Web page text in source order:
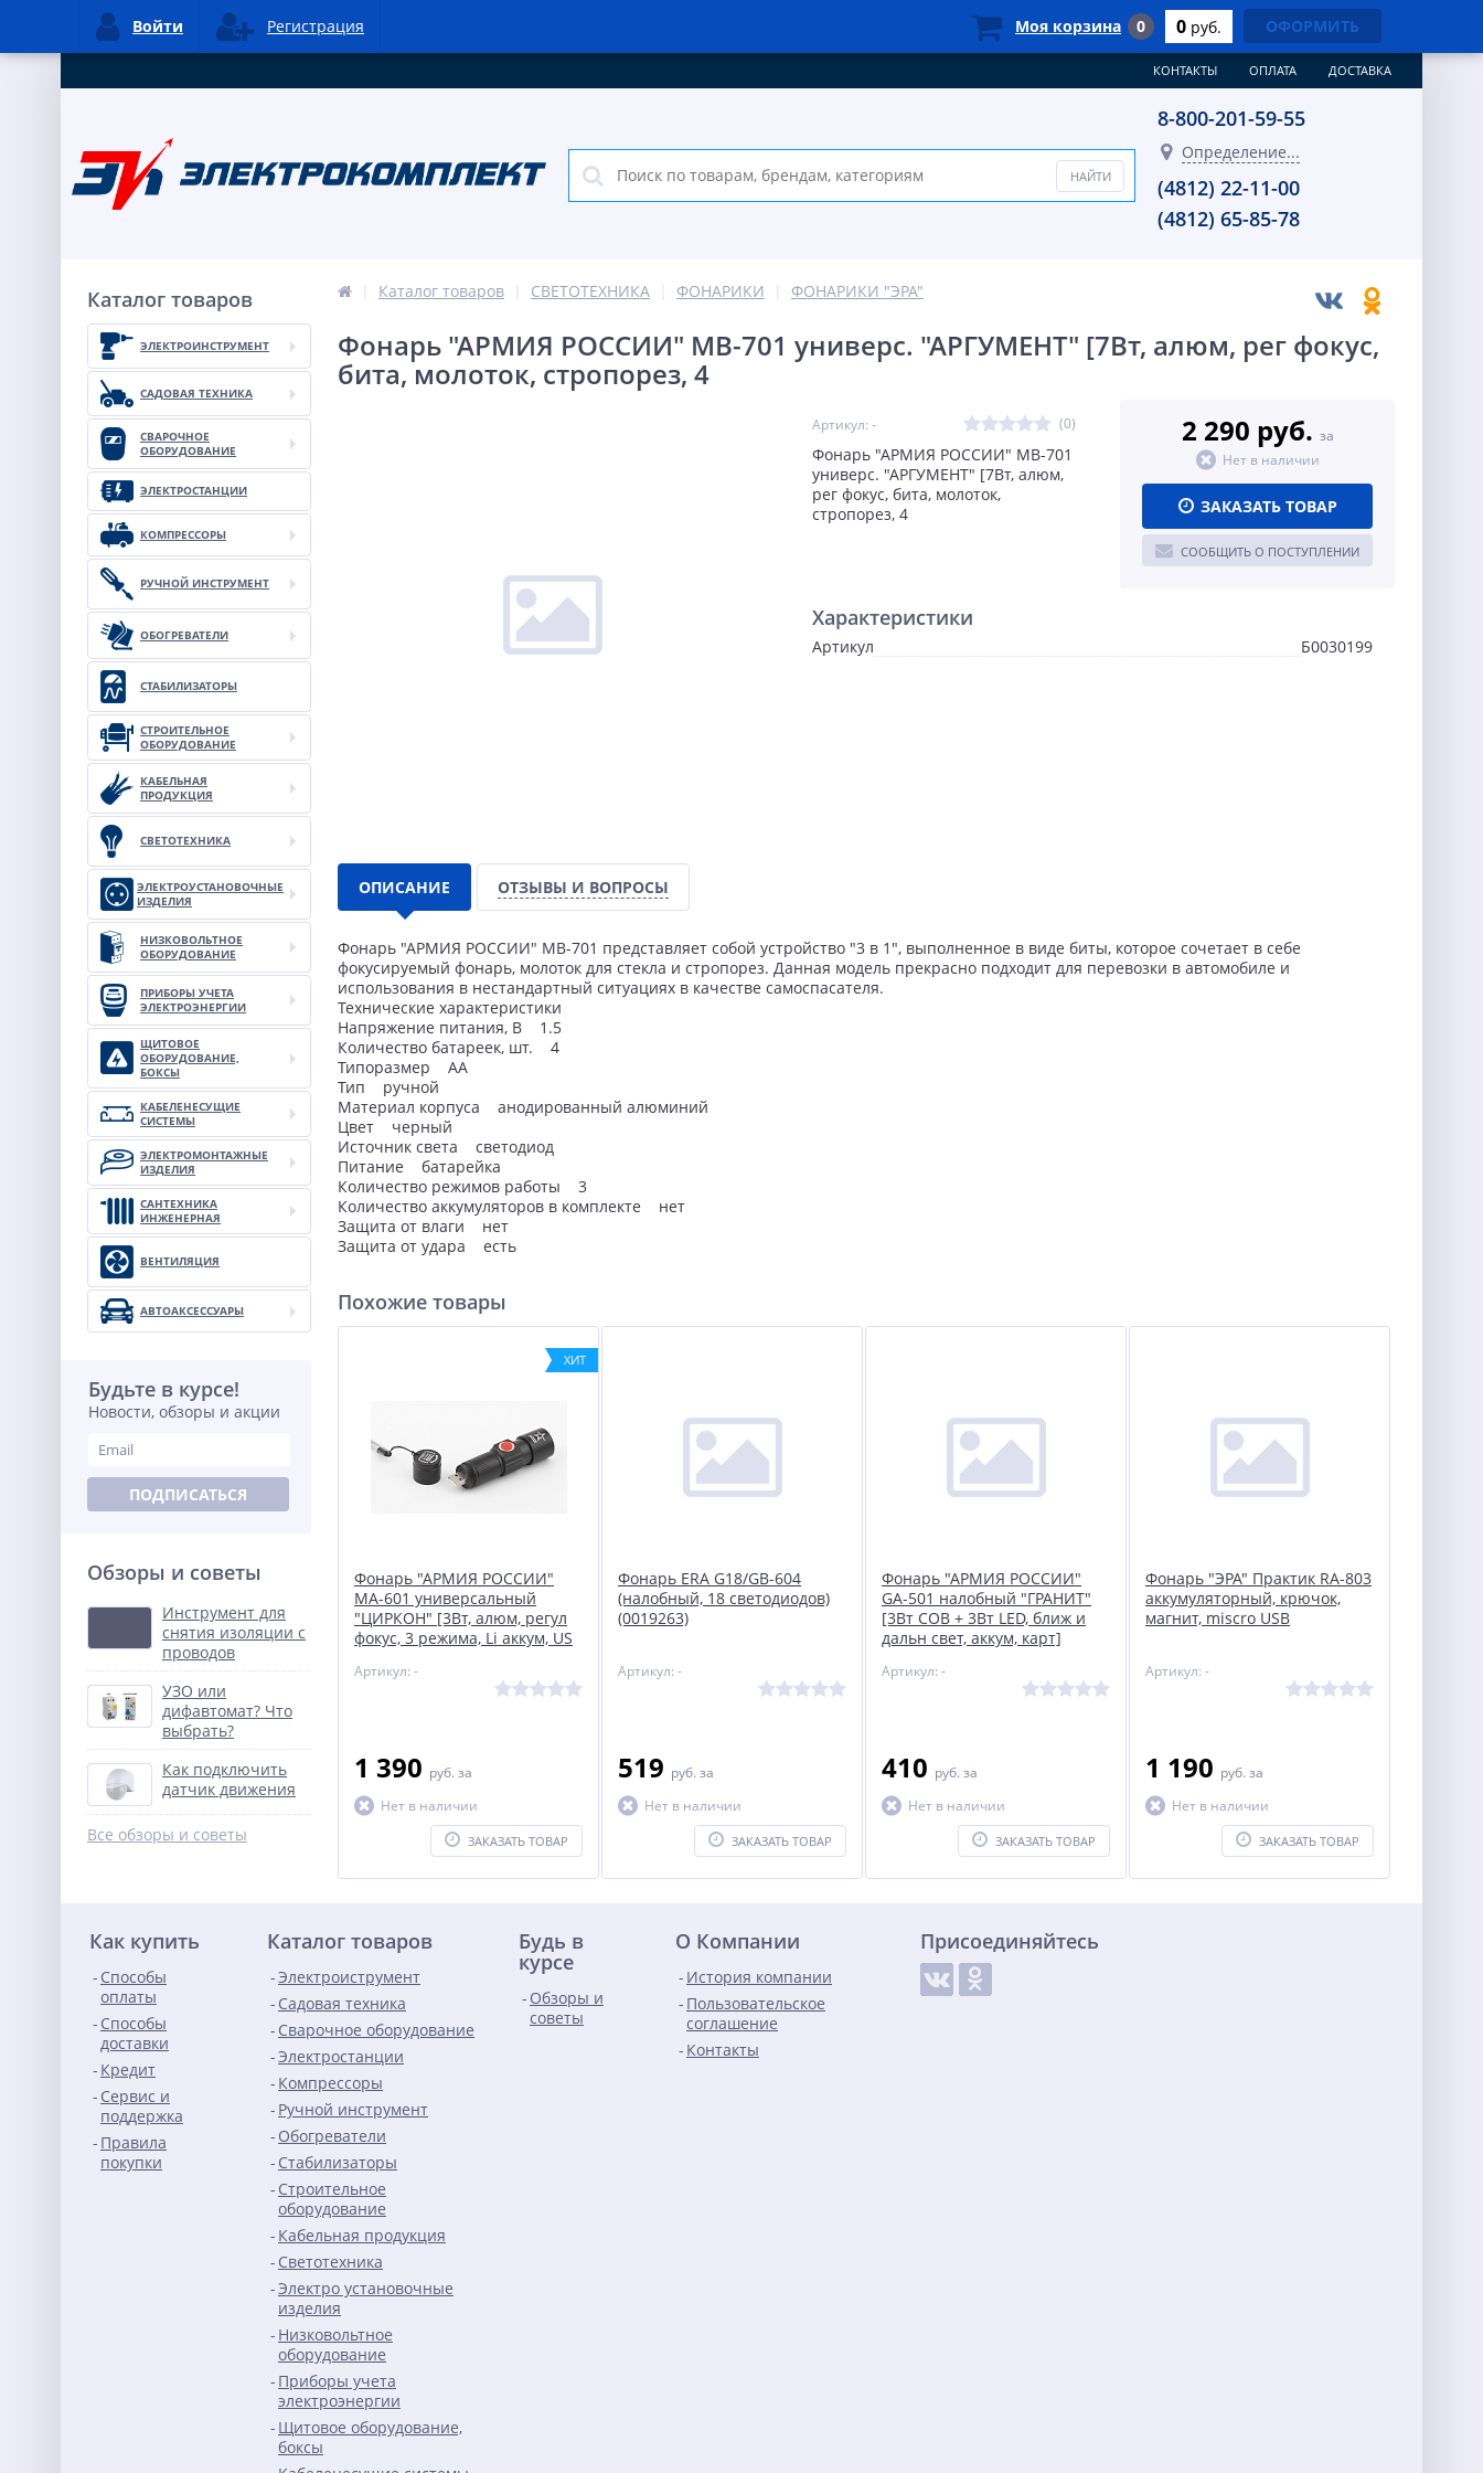
КОНТАКТЫ ОПЛАТА ДОСТАВКА
8-800-201-59-55
Определение...
(4812) 22-11-00
(4812) 65-85-78
Каталог товаров
ЭЛЕКТРОИНСТРУМЕНТ
САДОВАЯ ТЕХНИКА
СВАРОЧНОЕ
ОБОРУДОВАНИЕ
ЭЛЕКТРОСТАНЦИИ
КОМПРЕССОРЫ
РУЧНОЙ ИНСТРУМЕНТ
ОБОГРЕВАТЕЛИ
СТАБИЛИЗАТОРЫ
СТРОИТЕЛЬНОЕ
ОБОРУДОВАНИЕ
КАБЕЛЬНАЯ
ПРОДУКЦИЯ
СВЕТОТЕХНИКА
ЭЛЕКТРОУСТАНОВОЧНЫЕ
ИЗДЕЛИЯ
НИЗКОВОЛЬТНОЕ
ОБОРУДОВАНИЕ
ПРИБОРЫ УЧЕТА
ЭЛЕКТРОЭНЕРГИИ
ЩИТОВОЕ
ОБОРУДОВАНИЕ,
БОКСЫ
КАБЕЛЕНЕСУЩИЕ
СИСТЕМЫ
ЭЛЕКТРОМОНТАЖНЫЕ
ИЗДЕЛИЯ
САНТЕХНИКА
ИНЖЕНЕРНАЯ
ВЕНТИЛЯЦИЯ
АВТОАКСЕССУАРЫ
Будьте в курсе!
Новости, обзоры и акции
ПОДПИСАТЬСЯ
Обзоры и советы
Инструмент для
снятия изоляции с
проводов
УЗО или
дифавтомат? Что
выбрать?
Как подключить
датчик движения
Все обзоры и советы
Каталог товаров СВЕТОТЕХНИКА ФОНАРИКИ ФОНАРИКИ "ЭРА"
Фонарь "АРМИЯ РОССИИ" MB-701 универс. "АРГУМЕНТ" [7Вт, алюм, рег фокус,
бита, молоток, стропорез, 4
Артикул: - (0)
Фонарь "АРМИЯ РОССИИ" MB-701
универс. "АРГУМЕНТ" [7Вт, алюм,
рег фокус, бита, молоток,
стропорез, 4
2 290 руб. за
Нет в наличии
ЗАКАЗАТЬ ТОВАР
СООБЩИТЬ О ПОСТУПЛЕНИИ
Характеристики
Артикул Б0030199
ОПИСАНИЕ ОТЗЫВЫ И ВОПРОСЫ
Фонарь "АРМИЯ РОССИИ" MB-701 представляет собой устройство "3 в 1", выполненное в виде биты, которое сочетает в себе
фокусируемый фонарь, молоток для стекла и стропорез. Данная модель прекрасно подходит для перевозки в автомобиле и
использования в нестандартный ситуациях в качестве самоспасателя.
Технические характеристики
Напряжение питания, В 1.5
Количество батареек, шт. 4
Типоразмер AA
Тип ручной
Материал корпуса анодированный алюминий
Цвет черный
Источник света светодиод
Питание батарейка
Количество режимов работы 3
Количество аккумуляторов в комплекте нет
Защита от влаги нет
Защита от удара есть
Похожие товары
ХИТ
Фонарь "АРМИЯ РОССИИ"
MA-601 универсальный
"ЦИРКОН" [3Вт, алюм, регул
фокус, 3 режима, Li аккум, US
Артикул: -
1 390 руб. за
Нет в наличии
ЗАКАЗАТЬ ТОВАР
Фонарь ERA G18/GB-604
(налобный, 18 светодиодов)
(0019263)
Артикул: -
519 руб. за
Нет в наличии
ЗАКАЗАТЬ ТОВАР
Фонарь "АРМИЯ РОССИИ"
GA-501 налобный "ГРАНИТ"
[3Вт COB + 3Вт LED, ближ и
дальн свет, аккум, карт]
Артикул: -
410 руб. за
Нет в наличии
ЗАКАЗАТЬ ТОВАР
Фонарь "ЭРА" Практик RA-803
аккумуляторный, крючок,
магнит, miscro USB
Артикул: -
1 190 руб. за
Нет в наличии
ЗАКАЗАТЬ ТОВАР
Как купить
Способы
оплаты
Способы
доставки
Кредит
Сервис и
поддержка
Правила
покупки
Каталог товаров
Электроиструмент
Садовая техника
Сварочное оборудование
Электростанции
Компрессоры
Ручной инструмент
Обогреватели
Стабилизаторы
Строительное
оборудование
Кабельная продукция
Светотехника
Электро установочные
изделия
Низковольтное
оборудование
Приборы учета
электроэнергии
Щитовое оборудование,
боксы
Будь в
курсе
Обзоры и
советы
О Компании
История компании
Пользовательское
соглашение
Контакты
Присоединяйтесь
Войти Регистрация Моя корзина 0 0 руб. ОФОРМИТЬ